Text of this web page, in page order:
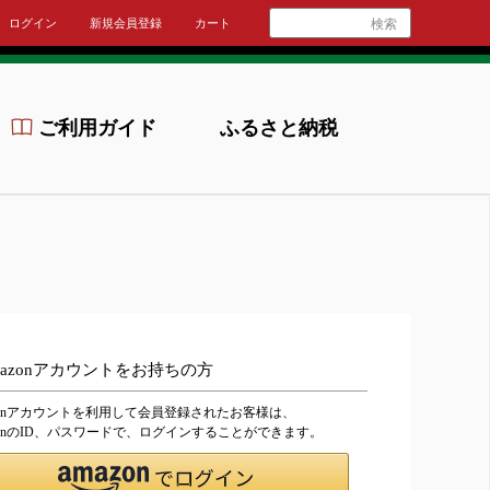
ログイン 新規会員登録 カート 検索
ご利用ガイド ふるさと納税
アカウントをお持ちの方
アカウントを利用して会員登録されたお客様は、
のID、パスワードで、ログインすることができます。